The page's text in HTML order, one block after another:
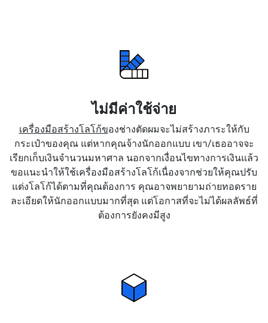
ไม่มีค่าใช้จ่าย
เครื่องมือสร้างโลโก้ของช่างตัดผมจะไม่สร้างภาระให้กับ
กระเป๋าของคุณ แต่หากคุณจ้างนักออกแบบ เขา/เธออาจจะ
เรียกเก็บเงินจำนวนมหาศาล นอกจากเงื่อนไขทางการเงินแล้ว
ขอแนะนำให้ใช้เครื่องมือสร้างโลโก้เนื่องจากช่วยให้คุณปรับ
แต่งโลโก้ได้ตามที่คุณต้องการ คุณอาจพยายามถ่ายทอดราย
ละเอียดให้นักออกแบบมากที่สุด แต่โอกาสที่จะไม่ได้ผลลัพธ์ที่
ต้องการยังคงมีสูง